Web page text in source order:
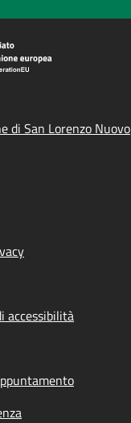
di San Lorenzo Nuovo
accessibilità